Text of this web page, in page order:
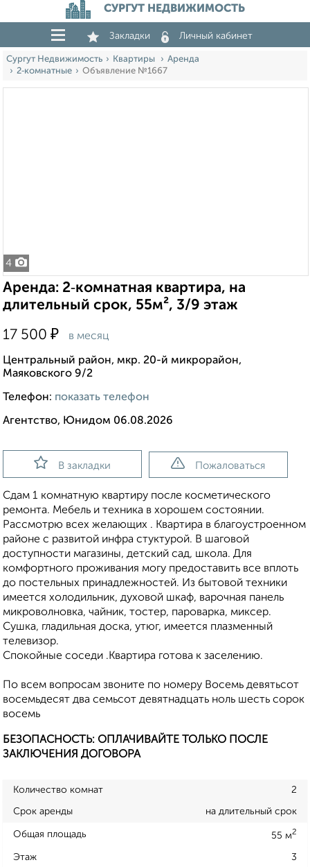
СУРГУТ НЕДВИЖИМОСТЬ
Закладки Личный кабинет
Сургут Недвижимость Квартиры
Аренда
2‑комнатные
Объявление №1667
4
Аренда: 2‑комнатная квартира, на
длительный срок, 55м², 3/9 этаж
17 500 ₽ в месяц
Центральный район, мкр. 20-й микрорайон,
Маяковского 9/2
Телефон: показать телефон
Агентство, Юнидом 06.08.2026
В закладки Пожаловаться
Сдам 1 комнатную квартиру после косметического
ремонта. Мебель и техника в хорошем состоянии.
Рассмотрю всех желающих . Квартира в благоустроенном
районе с развитой инфра стуктурой. В шаговой
доступности магазины, детский сад, школа. Для
комфортного проживания могу предоставить все вплоть
до постельных принадлежностей. Из бытовой техники
имеется холодильник, духовой шкаф, варочная панель
микроволновка, чайник, тостер, пароварка, миксер.
Сушка, гладильная доска, утюг, имеется плазменный
телевизор.
Спокойные соседи .Квартира готова к заселению.
По всем вопросам звоните по номеру Восемь девятьсот
восемьдесят два семьсот девятнадцать ноль шесть сорок
восемь
БЕЗОПАСНОСТЬ: ОПЛАЧИВАЙТЕ ТОЛЬКО ПОСЛЕ
ЗАКЛЮЧЕНИЯ ДОГОВОРА
Количество комнат 2
Срок аренды на длительный срок
Общая площадь 55 м2
Этаж 3